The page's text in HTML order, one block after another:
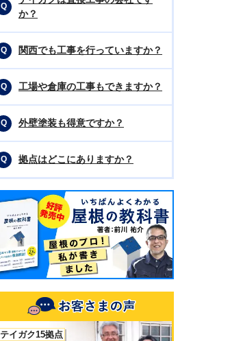
か？
関西でも工事を行っていますか？
工場や倉庫の工事もできますか？
外壁塗装も得意ですか？
拠点はどこにありますか？
テイガク15拠点